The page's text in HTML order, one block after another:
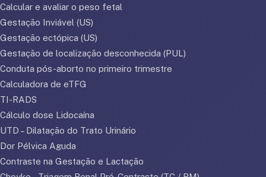
Calcular e avaliar o peso fetal
Gestação Inviável (US)
Gestação ectópica (US)
Gestação de localização desconhecida (PUL)
Conduta pós-aborto no primeiro trimestre
Calculadora de eTFG
TI-RADS
Cálculo dose Lidocaína
UTD – Dilatação do Trato Urinário
Dor Pélvica Aguda
Contraste na Gestação e Lactação